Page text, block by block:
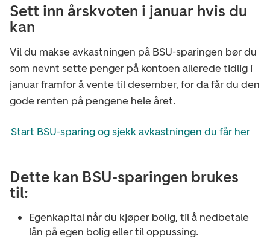
Sett inn årskvoten i januar hvis du
kan
Vil du makse avkastningen på BSU-sparingen bør du
som nevnt sette penger på kontoen allerede tidlig i
januar framfor å vente til desember, for da får du den
gode renten på pengene hele året.
Start BSU-sparing og sjekk avkastningen du får her
Dette kan BSU-sparingen brukes
til:
Egenkapital når du kjøper bolig, til å nedbetale
lån på egen bolig eller til oppussing.